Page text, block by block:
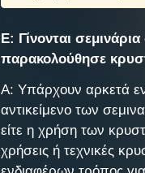
Ε: Γίνονται
παρακολούθησε
Α: Υπάρχουν αρκετά
αντικείμενο των
είτε η χρήση των
χρήσεις ή τεχνικές